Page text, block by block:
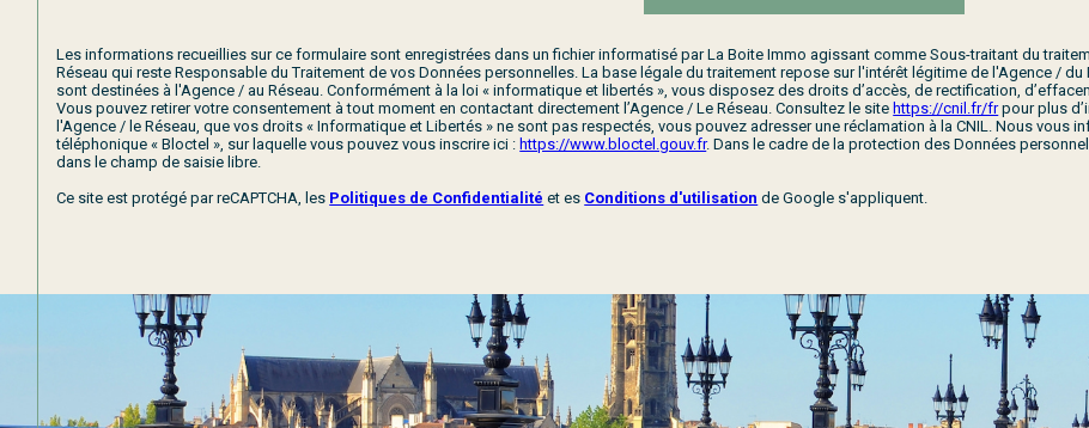
Les informations recueillies sur ce formulaire sont enregistrées dans un fichier informatisé par La Boite Immo agissant comme Sous-traitant du
Réseau qui reste Responsable du Traitement de vos Données personnelles. La base légale du traitement repose sur l'intérêt légitime de l'Agence /
sont destinées à l'Agence / au Réseau. Conformément à la loi « informatique et libertés », vous disposez des droits d’accès, de rectification,
Vous pouvez retirer votre consentement à tout moment en contactant directement l’Agence / Le Réseau. Consultez le site https://cnil.fr/frpour plus
l'Agence / le Réseau, que vos droits « Informatique et Libertés » ne sont pas respectés, vous pouvez adresser une réclamation à la CNIL. Nous
téléphonique « Bloctel », sur laquelle vous pouvez vous inscrire ici : https://www.bloctel.gouv.fr. Dans le cadre de la protection des Données
dans le champ de saisie libre.
Ce site est protégé par reCAPTCHA, les Politiques de Confidentialité et es Conditions d'utilisation de Google s'appliquent.